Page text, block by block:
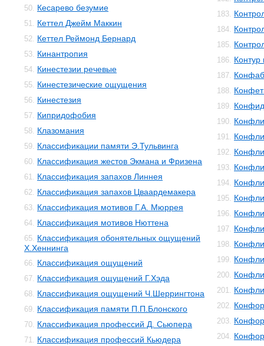
50. Кесарево безумие
51. Кеттел Джейм Маккин
52. Кеттел Реймонд Бернард
53. Кинантропия
54. Кинестезии речевые
55. Кинестезические ощущения
56. Кинестезия
57. Кипридофобия
58. Клазомания
59. Классификации памяти Э.Тульвинга
60. Классификация жестов Экмана и Фризена
61. Классификация запахов Линнея
62. Классификация запахов Цваардемакера
63. Классификация мотивов Г.А. Мюррея
64. Классификация мотивов Нюттена
65. Классификация обонятельных ощущений
Х.Хеннинга
66. Классификация ощущений
67. Классификация ощущений Г.Хэда
68. Классификация ощущений Ч.Шеррингтона
69. Классификация памяти П.П.Блонского
70. Классификация профессий Д. Сьюпера
71. Классификация профессий Кьюдера
183.
184.
185.
186. Контур
187.
188.
189.
190.
191.
192.
193.
194.
195.
196.
197.
198.
199.
200.
201.
202.
203.
204.